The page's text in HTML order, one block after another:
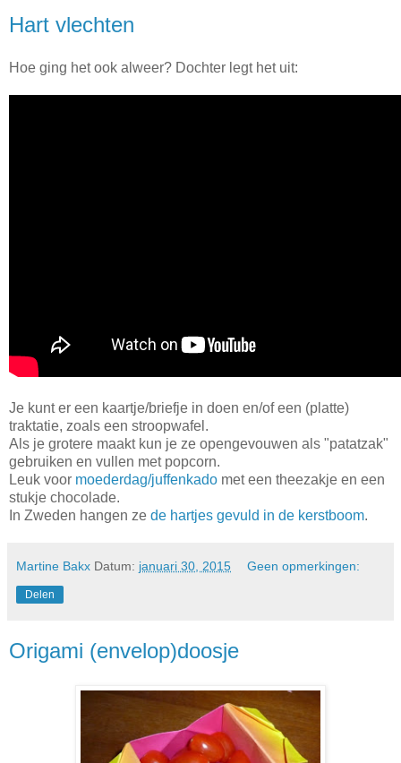
Hart vlechten
Hoe ging het ook alweer? Dochter legt het uit:
Je kunt er een kaartje/briefje in doen en/of een (platte)
traktatie, zoals een stroopwafel.
Als je grotere maakt kun je ze opengevouwen als "patatzak"
gebruiken en vullen met popcorn.
Leuk voor moederdag/juffenkado met een theezakje en een
stukje chocolade.
In Zweden hangen ze de hartjes gevuld in de kerstboom.
Martine Bakx Datum: januari 30, 2015 Geen opmerkingen:
Delen
Origami (envelop)doosje